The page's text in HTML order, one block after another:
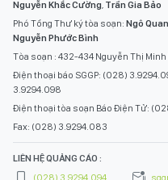
Nguyễn Khắc Cường Trần Gia Bảo
Phó Tổng Thư ký tòa soạn: Ngô
Nguyễn Phước Bình
Tòa soạn : 432-434 Nguyễn Thị Minh
Điện thoại báo SGGP: (028)
3.9294.098
Điện thoại tòa soạn Báo Điện Tử:
Fax: (028) 3.9294.083
LIÊN HỆ QUẢNG CÁO :
(028) 3.9294.094